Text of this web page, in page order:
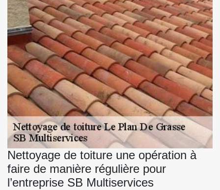
Nettoyage de toiture une opération à
faire de manière régulière pour
l’entreprise SB Multiservices